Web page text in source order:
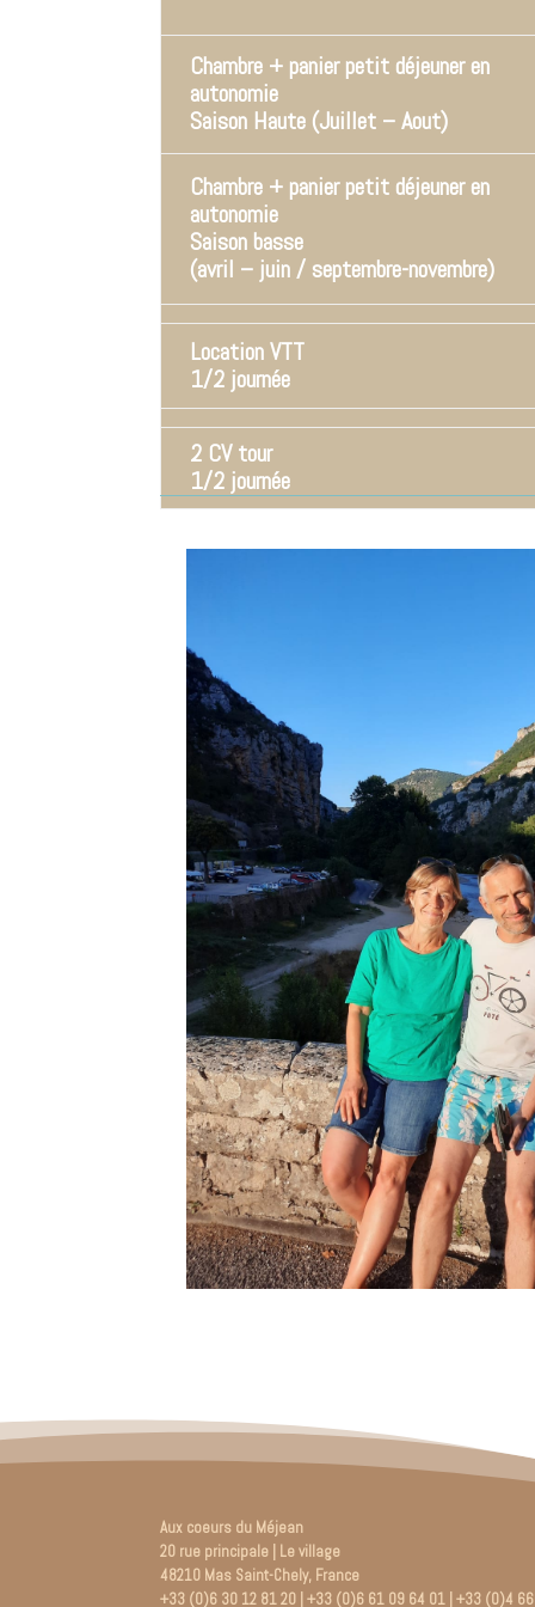
Chambre + panier petit déjeuner en
autonomie
Saison Haute (Juillet – Aout)
Chambre + panier petit déjeuner en
autonomie
Saison basse
(avril – juin / septembre-novembre)
Location VTT
1/2 journée
2 CV tour
1/2 journée
Aux coeurs du Méjean
20 rue principale | Le village
48210 Mas Saint-Chely, France
+33 (0)6 30 12 81 20 | +33 (0)6 61 09 64 01 | +33 (0)4